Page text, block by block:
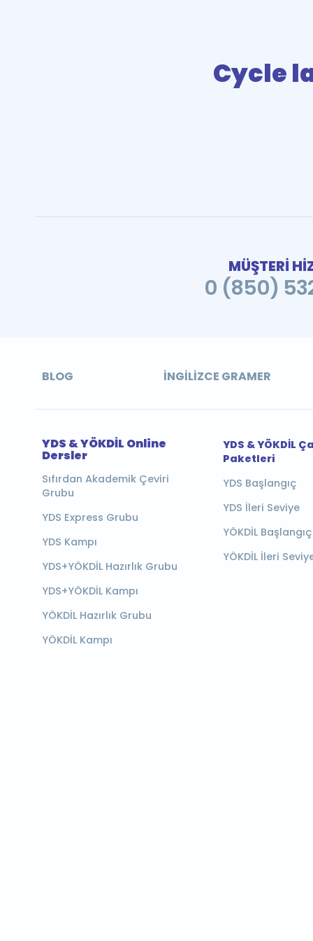
Cycle
MÜŞTERİ
0 (850)
BLOG İNGILIZCE GRAMER
YDS & YÖKDİL Online
Dersler
Sıfırdan Akademik Çeviri
Grubu
YDS Express Grubu
YDS Kampı
YDS+YÖKDİL Hazırlık Grubu
YDS+YÖKDİL Kampı
YÖKDİL Hazırlık Grubu
YÖKDİL Kampı
YDS & YÖKDİL
Paketleri
YDS Başlangıç
YDS İleri Seviye
YÖKDİL Başlangıç
YÖKDİL İleri